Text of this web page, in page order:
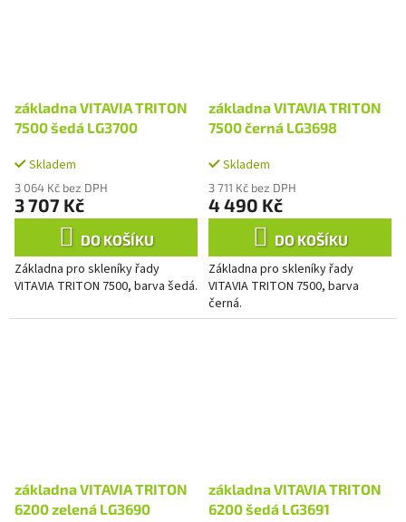
základna VITAVIA TRITON
7500 šedá LG3700
Skladem
3 064 Kč bez DPH
3 707 Kč
DO KOŠÍKU
Základna pro skleníky řady
VITAVIA TRITON 7500, barva šedá.
základna VITAVIA TRITON
7500 černá LG3698
Skladem
3 711 Kč bez DPH
4 490 Kč
DO KOŠÍKU
Základna pro skleníky řady
VITAVIA TRITON 7500, barva
černá.
základna VITAVIA TRITON
6200 zelená LG3690
základna VITAVIA TRITON
6200 šedá LG3691